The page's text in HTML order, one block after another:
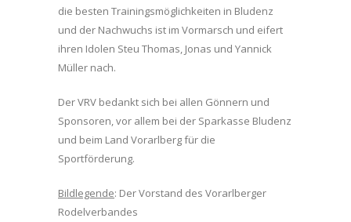
die besten Trainingsmöglichkeiten in Bludenz
und der Nachwuchs ist im Vormarsch und eifert
ihren Idolen Steu Thomas, Jonas und Yannick
Müller nach.
Der VRV bedankt sich bei allen Gönnern und
Sponsoren, vor allem bei der Sparkasse Bludenz
und beim Land Vorarlberg für die
Sportförderung.
Bildlegende: Der Vorstand des Vorarlberger
Rodelverbandes